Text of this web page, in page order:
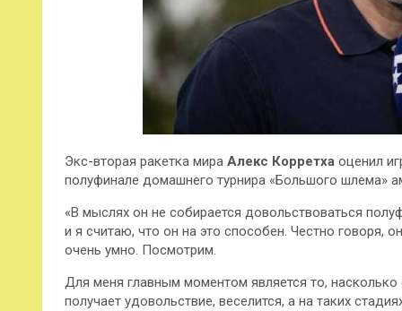
Экс-вторая ракетка мира Алекс Корретха оценил
полуфинале домашнего турнира «Большого шлема»
«В мыслях он не собирается довольствоваться
и я считаю, что он на это способен. Честно говоря,
очень умно. Посмотрим.
Для меня главным моментом является то,
получает удовольствие, веселится, а на таких